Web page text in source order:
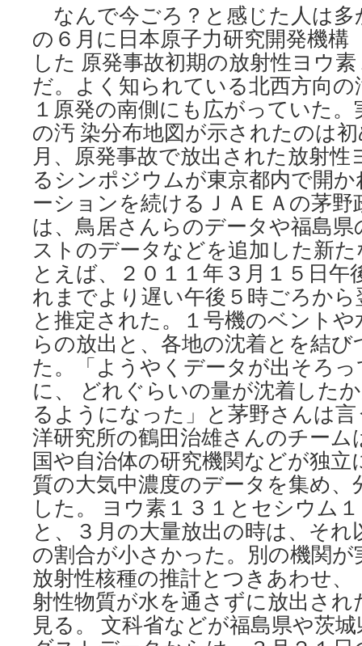
なんで今ごろ？と感じた人は
の６月に日本原子力研究開発機構
した 原発事故初期の放射性ヨウ
だ。よく知られている北西方向
１原発の南側にも広がっていた
の汚 染分布地図が示されたのは
月、原発事故で放出された放射
るシンポジウムが東京都内で開
ーションを続けるＪＡＥＡの茅
は、鳥居さんらのデータや福島
ストのデータなどを追加した新
とえば、２０１１年３月１５日午
れまでより遅い午後５時ごろか
と推定された。１号機のベント
らの放出と、各地の沈着とを結
た。「ようやくデータが出そろ
に、 どれぐらいの量が沈着した
るようになった」と茅野さんは
洋研究所の鶴田治雄さんのチーム
国や自治体の研究機関などが独立
質の大気中濃度のデータを集め、
した。 ヨウ素１３１とセシウム
と、３月の大量放出の時は、そ
の割合が小さかった。別の機関
放射性核種の推計とつきあわせ
射性物質が水を通さずに放出さ
見る。 文科省などが福島県や茨